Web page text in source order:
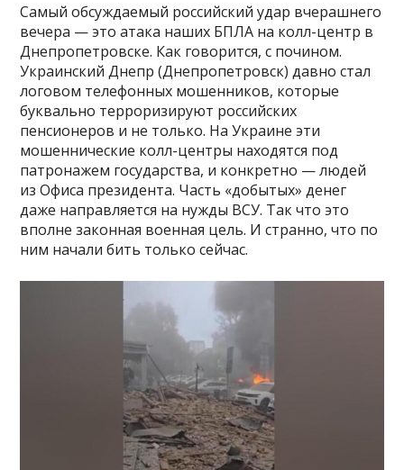
Самый обсуждаемый российский удар вчерашнего
вечера — это атака наших БПЛА на колл-центр в
Днепропетровске. Как говорится, с почином.
Украинский Днепр (Днепропетровск) давно стал
логовом телефонных мошенников, которые
буквально терроризируют российских
пенсионеров и не только. На Украине эти
мошеннические колл-центры находятся под
патронажем государства, и конкретно — людей
из Офиса президента. Часть «добытых» денег
даже направляется на нужды ВСУ. Так что это
вполне законная военная цель. И странно, что по
ним начали бить только сейчас.